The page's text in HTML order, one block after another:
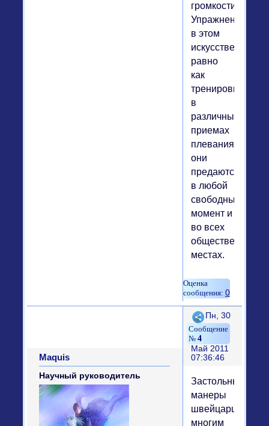
громкости.
Упражнениям
в этом
искусстве,
равно
как
тренировкам
в
различных
приемах
плевания,
они
предаются
в любой
свободный
момент и
во всех
общественных
местах.
0
Поделиться
4
Пн, 30
Май 2011
07:36:46
Maquis
Научный руководитель
Застольные
манеры
швейцарцев
многим